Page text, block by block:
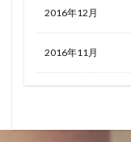
2016年12月
2016年11月